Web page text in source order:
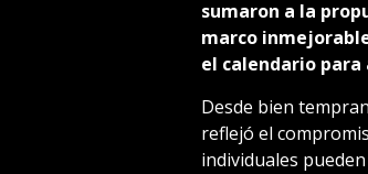
sumaron a la
marco
el calendario para
Desde bien
reflejó el
individuales